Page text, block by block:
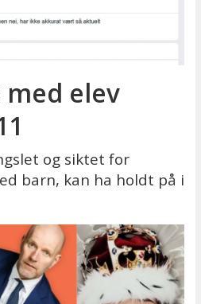
elev
og siktet for
barn, kan ha holdt på i